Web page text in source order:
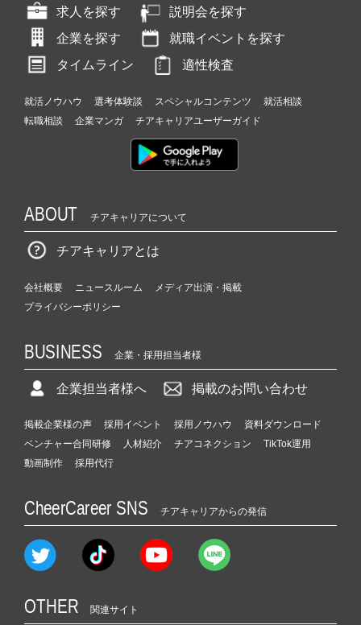
求人を探す
説明会を探す
企業を探す
就職イベントを探す
タイムライン
適性検査
就活ノウハウ 選考体験談 スペシャルコンテンツ
就活相談
転職相談
企業マンガ チアキャリアユーザーガイド
ABOUT チアキャリアについて
チアキャリアとは
会社概要 ニュースルーム
メディア出演・掲載
プライバシーポリシー
BUSINESS 企業・採用担当者様
企業担当者様へ 掲載のお問い合わせ
掲載企業様の声 採用イベント 採用ノウハウ
資料ダウンロード
ベンチャー合同研修
人材紹介 チアコネクション
TikTok運用
動画制作
採用代行
CheerCareer SNS チアキャリアからの発信
OTHER 関連サイト